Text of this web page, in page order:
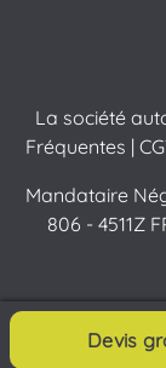
Devis
La société
Fréquentes |
Mandataire
806 - 4511Z